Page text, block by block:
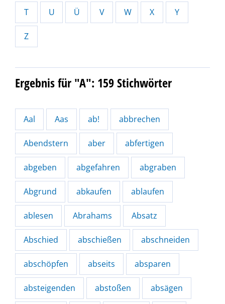
T U Ü V W X Y
Z
Ergebnis für "A": 159 Stichwörter
Aal Aas ab! abbrechen
Abendstern aber abfertigen
abgeben abgefahren abgraben
Abgrund abkaufen ablaufen
ablesen Abrahams Absatz
Abschied abschießen abschneiden
abschöpfen abseits absparen
absteigenden abstoßen absägen